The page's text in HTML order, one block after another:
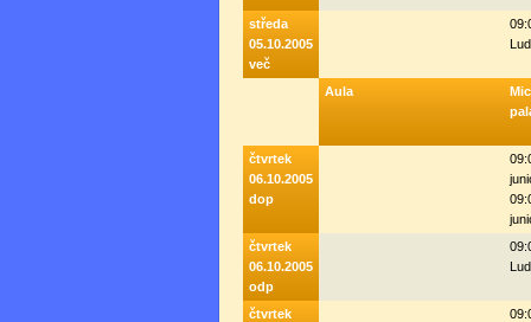
středa
05.10.2005
več
Aula
čtvrtek
06.10.2005
dop
čtvrtek
06.10.2005
odp
čtvrtek